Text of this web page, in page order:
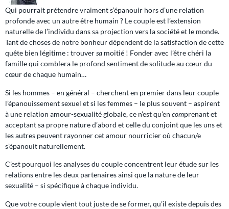
Qui pourrait prétendre vraiment s’épanouir hors d’une relation
profonde avec un autre être humain ? Le couple est l’extension
naturelle de l’individu dans sa projection vers la société et le monde.
Tant de choses de notre bonheur dépendent de la satisfaction de cette
quête bien légitime : trouversa moitié ! Fonder avec l’être chéri la
famille qui comblera le profond sentiment de solitude au cœur du
cœur de chaque humain…
Si les hommes – en général – cherchent en premier dans leur couple
l’épanouissement sexuel et si les femmes – le plus souvent – aspirent
à une relation amour-sexualité globale, ce n’est qu’en comprenant et
acceptant sa propre nature d’abord et celle du conjoint que les uns et
les autres peuvent rayonner cet amour nourricier où chacun/e
s’épanouit naturellement.
C’est pourquoi les analyses du couple concentrent leur étude sur les
relations entre les deux partenaires ainsi que la nature de leur
sexualité – si spécifique à chaque individu.
Que votre couple vient tout juste de se former, qu’il existe depuis des